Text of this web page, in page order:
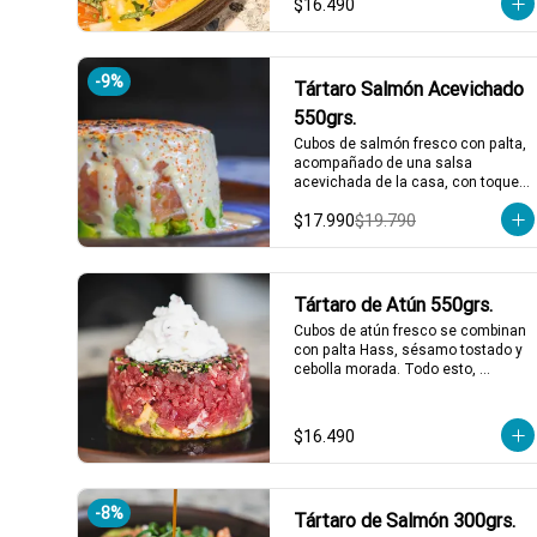
tostadas.
*El peso neto corresponde al
completa, salsas o
acompañamientos incluidos.
$16.490
-9%
Tártaro Salmón Acevichado
550grs.
Cubos de salmón fresco con palta,
acompañado de una salsa
acevichada de la casa, con toques
completa, salsas o
acompañamientos incluidos.
$17.990$19.790
Tártaro de Atún 550grs.
Cubos de atún fresco se combinan
con palta Hass, sésamo tostado y
cebolla morada. Todo esto,
saborizada con jengibre y ajo. ¡Un
tártaro lleno de frescura y sabor
que te hará pedir más! 🥑🍣
2 a 3 personas comen de este
$16.490
-8% Tártaro de Salmón 300grs.